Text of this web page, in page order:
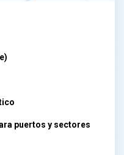
puertos y sectores